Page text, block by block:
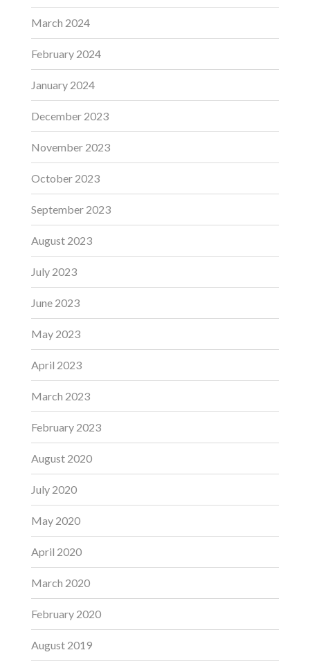
March 2024
February 2024
January 2024
December 2023
November 2023
October 2023
September 2023
August 2023
July 2023
June 2023
May 2023
April 2023
March 2023
February 2023
August 2020
July 2020
May 2020
April 2020
March 2020
February 2020
August 2019